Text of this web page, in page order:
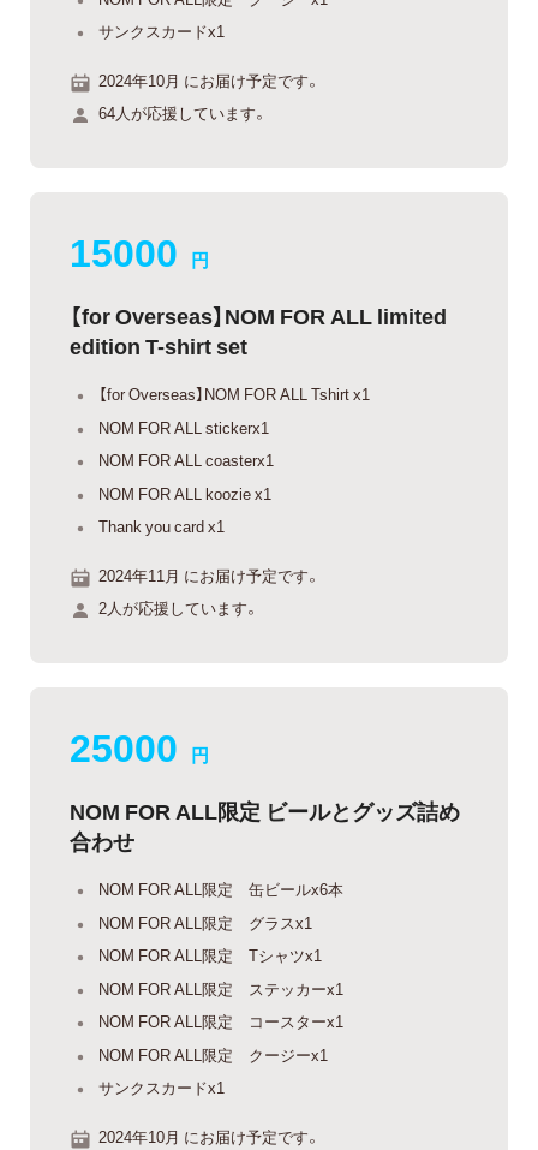
サンクスカードx1
2024年10月 にお届け予定です。
64人が応援しています。
15000 円
【for Overseas】NOM FOR ALL limited
edition T-shirt set
【for Overseas】NOM FOR ALL Tshirt x1
NOM FOR ALL stickerx1
NOM FOR ALL coasterx1
NOM FOR ALL koozie x1
Thank you card x1
2024年11月 にお届け予定です。
2人が応援しています。
25000 円
NOM FOR ALL限定 ビールとグッズ詰め
合わせ
NOM FOR ALL限定 缶ビールx6本
NOM FOR ALL限定 グラスx1
NOM FOR ALL限定 Tシャツx1
NOM FOR ALL限定 ステッカーx1
NOM FOR ALL限定 コースターx1
NOM FOR ALL限定 クージーx1
サンクスカードx1
2024年10月 にお届け予定です。